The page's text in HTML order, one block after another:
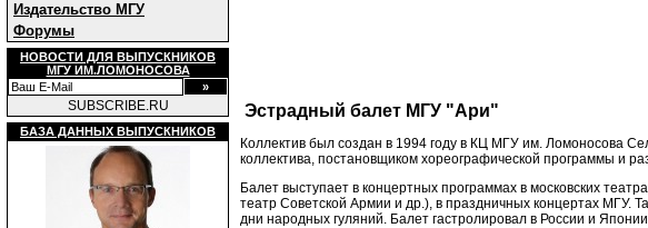
Издательство МГУ
Форумы
НОВОСТИ ДЛЯ ВЫПУСКНИКОВ
МГУ ИМ.ЛОМОНОСОВА
SUBSCRIBE.RU
БАЗА ДАННЫХ ВЫПУСКНИКОВ
Эстрадный балет МГУ "Ари"
Коллектив был создан в 1994 году в КЦ МГУ им. Ломоносова
коллектива, постановщиком хореографической программы и
Балет выступает в концертных программах в московских
театр Советской Армии и др.), в праздничных концертах МГУ.
дни народных гуляний. Балет гастролировал в России и